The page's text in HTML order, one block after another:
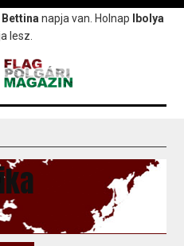
Bettina napja van. Holnap
Ibolya
lesz.